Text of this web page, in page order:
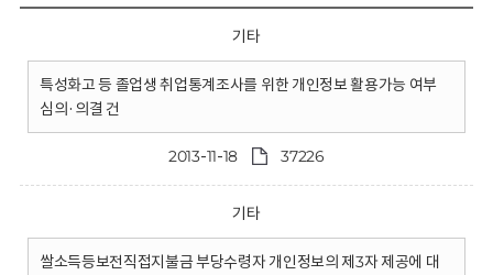
기타
특성화고 등 졸업생 취업통계조사를 위한 개인정보 활용가능 여부
심의·의결 건
2013-11-18 37226
기타
쌀소득등보전직접지불금 부당수령자 개인정보의 제3자 제공에 대